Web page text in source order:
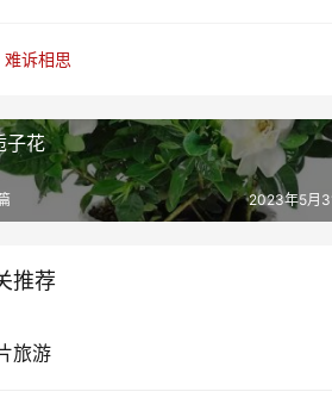
难诉相思
子花
2023年5月
推荐
旅游